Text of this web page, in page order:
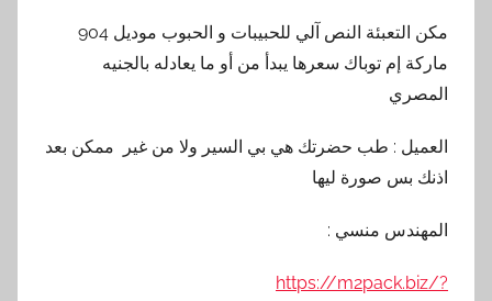
مكن التعبئة النص آلي للحبيبات و الحبوب موديل 904
ماركة إم توباك سعرها يبدأ من أو ما يعادله بالجنيه
المصري
العميل : طب حضرتك هي بي السير ولا من غير ممكن بعد
اذنك بس صورة ليها
المهندس منسي :
https://m2pack.biz/?